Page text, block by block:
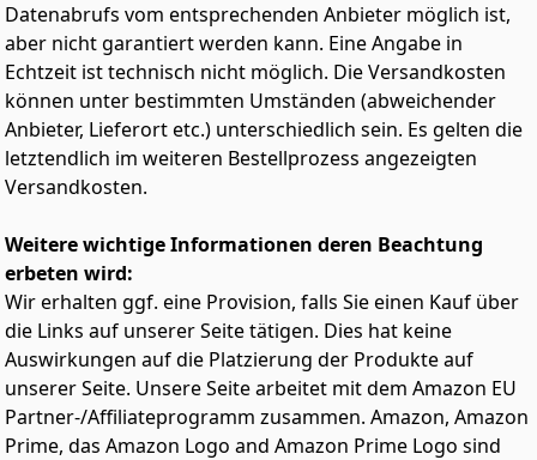
Datenabrufs vom entsprechenden Anbieter möglich ist,
aber nicht garantiert werden kann. Eine Angabe in
Echtzeit ist technisch nicht möglich. Die Versandkosten
können unter bestimmten Umständen (abweichender
Anbieter, Lieferort etc.) unterschiedlich sein. Es gelten die
letztendlich im weiteren Bestellprozess angezeigten
Versandkosten.
Weitere wichtige Informationen deren Beachtung
erbeten wird:
Wir erhalten ggf. eine Provision, falls Sie einen Kauf über
die Links auf unserer Seite tätigen. Dies hat keine
Auswirkungen auf die Platzierung der Produkte auf
unserer Seite. Unsere Seite arbeitet mit dem Amazon EU
Partner-/Affiliateprogramm zusammen. Amazon, Amazon
Prime, das Amazon Logo and Amazon Prime Logo sind